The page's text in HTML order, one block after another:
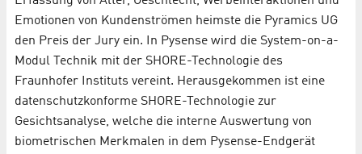
Emotionen von Kundenströmen heimste die Pyramics UG
den Preis der Jury ein. In Pysense wird die System-on-a-
Modul Technik mit der SHORE-Technologie des
Fraunhofer Instituts vereint. Herausgekommen ist eine
datenschutzkonforme SHORE-Technologie zur
Gesichtsanalyse, welche die interne Auswertung von
biometrischen Merkmalen in dem Pysense-Endgerät